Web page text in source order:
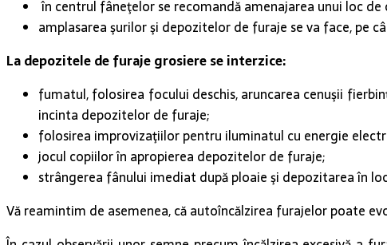
în centrul fâneţelor se recomandă amenajarea unui loc
amplasarea şurilor şi depozitelor de furaje se va face, pe
La depozitele de furaje grosiere se interzice:
fumatul, folosirea focului deschis, aruncarea cenuşii
incinta depozitelor de furaje;
folosirea improvizaţiilor pentru iluminatul cu energie
jocul copiilor în apropierea depozitelor de furaje;
strângerea fânului imediat după ploaie şi depozitarea în
Vă reamintim de asemenea, că autoîncălzirea furajelor poate